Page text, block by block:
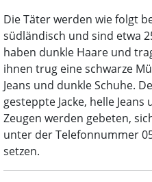
Die Täter werden wie folgt
südländisch und sind etwa
haben dunkle Haare und
ihnen trug eine schwarze
Jeans und dunkle Schuhe.
gesteppte Jacke, helle
Zeugen werden gebeten,
unter der Telefonnummer
setzen.